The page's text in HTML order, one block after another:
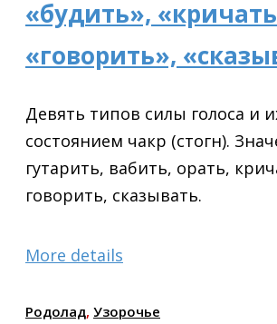
«будить»,
«говорить»,
Девять типов силы голоса и
состоянием чакр (стогн).
гутарить, вабить, орать,
говорить, сказывать.
More details
Родолад, Узорочье